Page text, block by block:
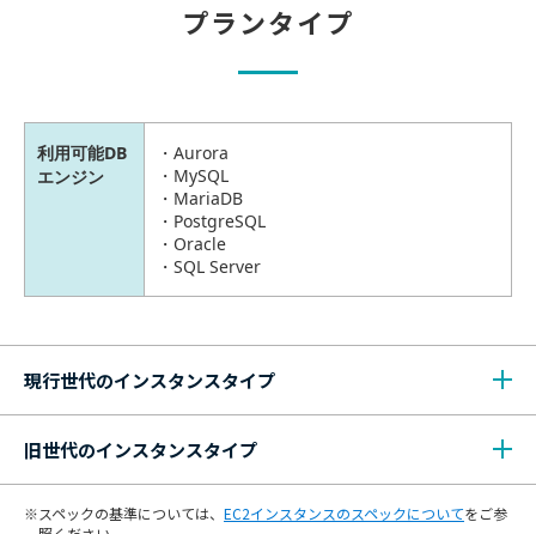
プランタイプ
利用可能DB
エンジン
Aurora
MySQL
MariaDB
PostgreSQL
Oracle
SQL Server
現行世代のインスタンスタイプ
旧世代のインスタンスタイプ
スペックの基準については、 EC2インスタンスのスペックについてをご参